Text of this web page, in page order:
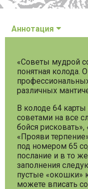
Аннотация
«Советы мудрой
понятная колода.
различных
В колоде 64
советами на все
бойся
«Прояви
под номером 65
послание и в то
заполнения
пустые «окошки»
можете вписать